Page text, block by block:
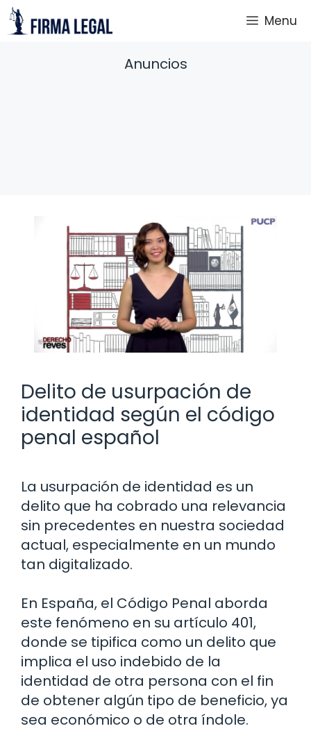
Saltar
al
Menu
Anuncios
Delito de usurpación de
identidad según el código
penal español
La usurpación de identidad es un
delito que ha cobrado una relevancia
sin precedentes en nuestra sociedad
actual, especialmente en un mundo
tan digitalizado.
En España, el Código Penal aborda
este fenómeno en su artículo 401,
donde se tipifica como un delito que
implica el uso indebido de la
identidad de otra persona con el fin
de obtener algún tipo de beneficio, ya
sea económico o de otra índole.